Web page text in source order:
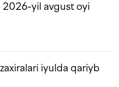
2026-yil avgust oyi
iyulda qariyb